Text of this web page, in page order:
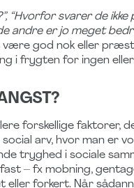
“Hvorfor svarer de ikke
andre er jo meget
være god nok eller
i frygten for ingen eller
forskellige faktorer,
arv, hvor man er
tryghed i sociale
– fx mobning,
forkert. Når